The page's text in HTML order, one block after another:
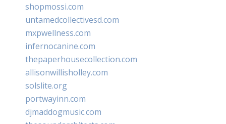
shopmossi.com
untamedcollectivesd.com
mxpwellness.com
infernocanine.com
thepaperhousecollection.com
allisonwillisholley.com
solslite.org
portwayinn.com
djmaddogmusic.com